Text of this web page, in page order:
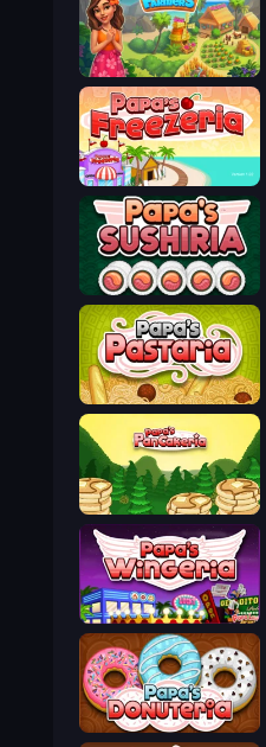
The Farmers
Papa's Freezeria
Papa's Sushiria
Papa's Pastaria
Papa's Pancakeria
Papa's Wingeria
Papa's Donuteria